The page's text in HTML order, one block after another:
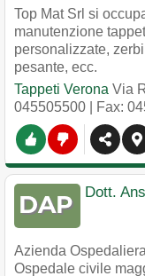
Top Mat Srl si
manutenzione
personalizzate,
pesante, ecc.
Tappeti Verona Via
045505500 | Fax:
Dott.
Azienda
Ospedale civile